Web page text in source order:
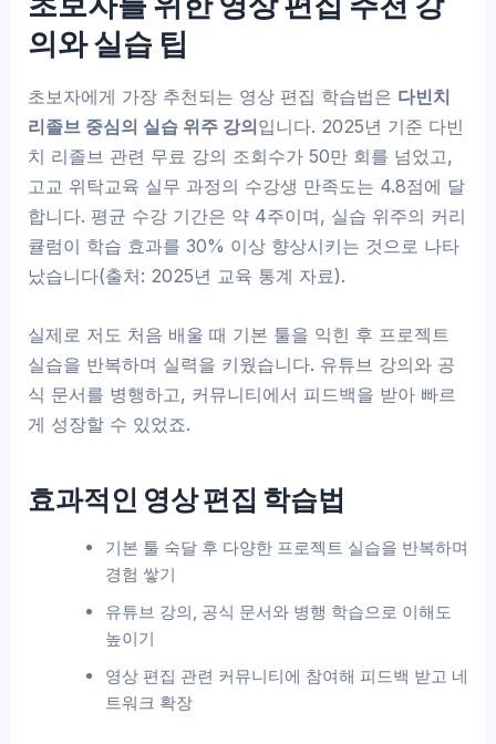
의와 실습 팁
초보자에게 가장 추천되는 영상 편집 학습법은 다빈치
리졸브 중심의 실습 위주 강의입니다. 2025년 기준 다빈
치 리졸브 관련 무료 강의 조회수가 50만 회를 넘었고,
고교 위탁교육 실무 과정의 수강생 만족도는 4.8점에 달
합니다. 평균 수강 기간은 약 4주이며, 실습 위주의 커리
큘럼이 학습 효과를 30% 이상 향상시키는 것으로 나타
났습니다(출처: 2025년 교육 통계 자료).
실제로 저도 처음 배울 때 기본 툴을 익힌 후 프로젝트
실습을 반복하며 실력을 키웠습니다. 유튜브 강의와 공
식 문서를 병행하고, 커뮤니티에서 피드백을 받아 빠르
게 성장할 수 있었죠.
효과적인 영상 편집 학습법
기본 툴 숙달 후 다양한 프로젝트 실습을 반복하며
경험 쌓기
유튜브 강의, 공식 문서와 병행 학습으로 이해도
높이기
영상 편집 관련 커뮤니티에 참여해 피드백 받고 네
트워크 확장